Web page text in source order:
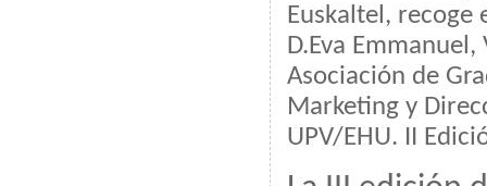
Euskaltel, recoge
D.Eva
Asociación de
Marketing y
UPV/EHU. II